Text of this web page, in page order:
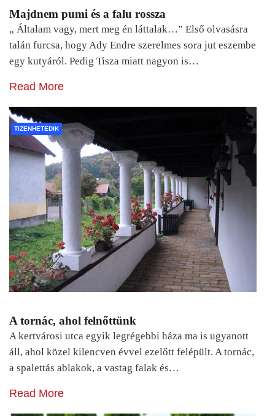
Majdnem pumi és a falu rossza
„ Általam vagy, mert meg én láttalak…” Első olvasásra
talán furcsa, hogy Ady Endre szerelmes sora jut eszembe
egy kutyáról. Pedig Tisza miatt nagyon is…
Read More
TIZENHETEDIK
A tornác, ahol felnőttünk
A kertvárosi utca egyik legrégebbi háza ma is ugyanott
áll, ahol közel kilencven évvel ezelőtt felépült. A tornác,
a spalettás ablakok, a vastag falak és…
Read More